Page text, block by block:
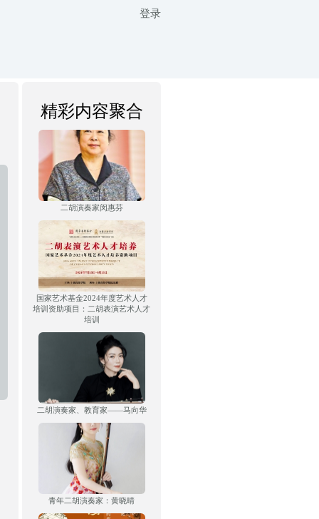
登录
精彩内容聚合
二胡演奏家闵惠芬
国家艺术基金2024年度艺术人才
培训资助项目：二胡表演艺术人才
培训
二胡演奏家、教育家——马向华
青年二胡演奏家：黄晓晴